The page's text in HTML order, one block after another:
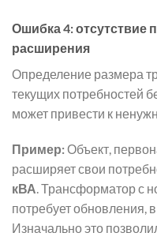
Ошибка 4: отсутствие
расширения
Определение размера
текущих потребностей
может привести к
Пример:Объект,
расширяет свои
кВА. Трансформатор с
потребует обновления,
Изначально это